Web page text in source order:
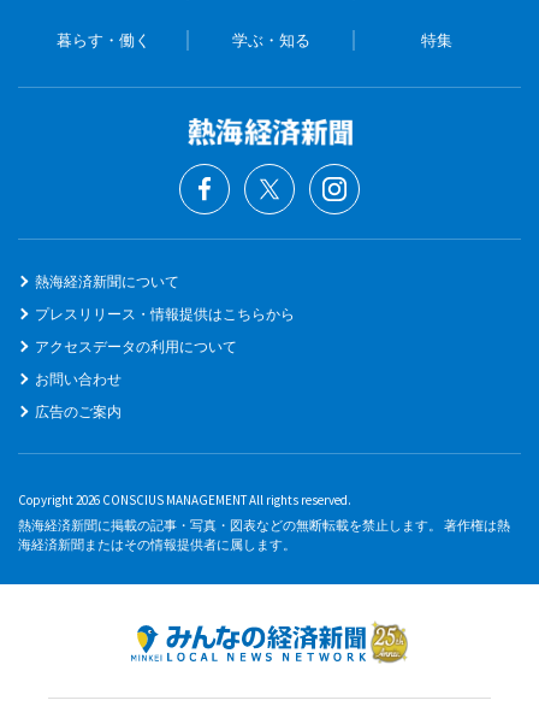
暮らす・働く 学ぶ・知る 特集
熱海経済新聞について
プレスリリース・情報提供はこちらから
アクセスデータの利用について
お問い合わせ
広告のご案内
Copyright 2026 CONSCIUS MANAGEMENT All rights reserved.
熱海経済新聞に掲載の記事・写真・図表などの無断転載を禁止します。 著作権は熱
海経済新聞またはその情報提供者に属します。